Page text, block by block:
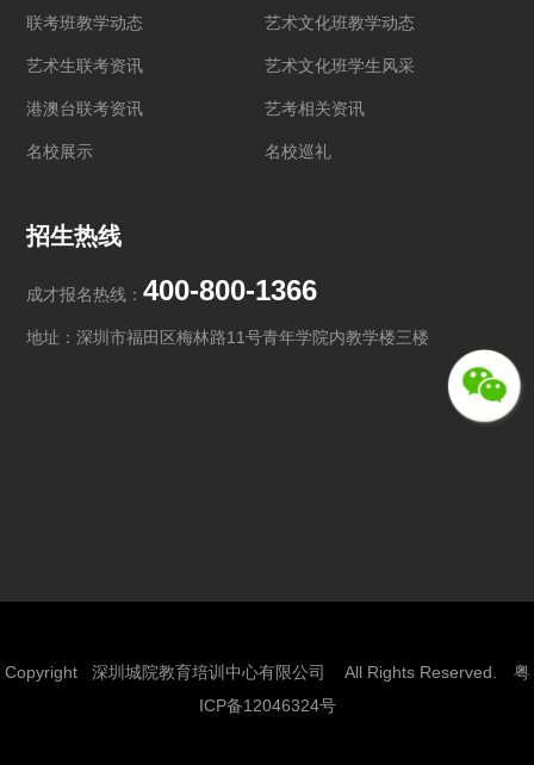
联考班教学动态
艺术生联考资讯
港澳台联考资讯
名校展示
艺术文化班教学动态
艺术文化班学生风采
艺考相关资讯
名校巡礼
招生热线
成才报名热线：400-800-1366
地址：深圳市福田区梅林路11号青年学院内教学楼三楼
Copyright 深圳城院教育培训中心有限公司 All Rights Reserved.
粤
ICP备12046324号